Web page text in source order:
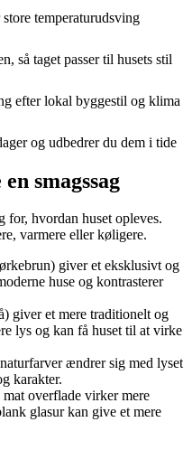
temperaturudsving
så taget passer til husets stil
efter lokal byggestil og klima
og udbedrer du dem i tide
smagssag
for, hvordan huset opleves.
varmere eller køligere.
giver et eksklusivt og
huse og kontrasterer
giver et mere traditionelt og
lys og kan få huset til at virke
ændrer sig med lyset
karakter.
mat overflade virker mere
glasur kan give et mere